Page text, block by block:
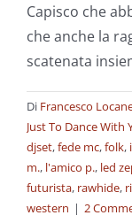
Capisco che
che anche la
scatenata
Di Francesco
Just To Dance With
djset,fede mc,folk,
m., l'amico p., led
futurista, rawhide,
western | 2